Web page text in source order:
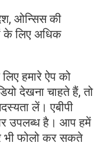
ओन्सिस की
के लिए अधिक
हमारे ऐप को
देखना चाहते हैं, तो
लें। एबीपी
पर उपलब्ध है। आप हमें
फोलो कर सकते